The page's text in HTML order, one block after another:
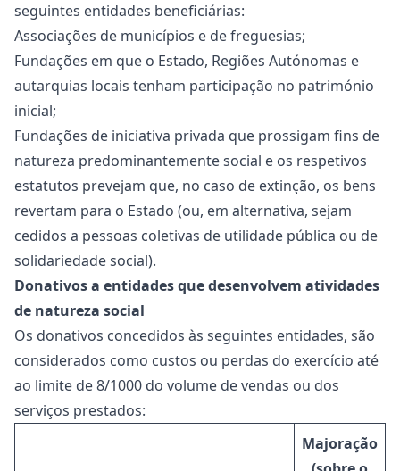
seguintes entidades beneficiárias:
Associações de municípios e de freguesias;
Fundações em que o Estado, Regiões Autónomas e
autarquias locais tenham participação no património
inicial;
Fundações de iniciativa privada que prossigam fins de
natureza predominantemente social e os respetivos
estatutos prevejam que, no caso de extinção, os bens
revertam para o Estado (ou, em alternativa, sejam
cedidos a pessoas coletivas de utilidade pública ou de
solidariedade social).
Donativos a entidades que desenvolvem atividades
de natureza social
Os donativos concedidos às seguintes entidades, são
considerados como custos ou perdas do exercício até
ao limite de 8/1000 do volume de vendas ou dos
serviços prestados:
Majoração